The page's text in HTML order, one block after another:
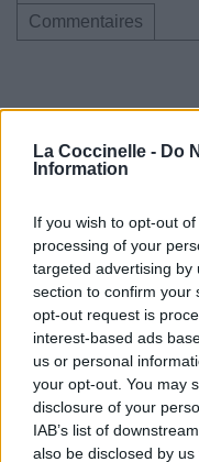
La Coccinelle - Do
Information
If you wish to opt-out
processing of your
targeted advertising by
section to confirm your
opt-out request is
interest-based ads
us or personal
your opt-out. You may
disclosure of your
IAB’s list of
also be disclosed by
Commentaires
Vous aimez
Télécharger
Trouver des vinyles
Trouver un
meilleur prix sur
Paroles + Traduction
Commentaires